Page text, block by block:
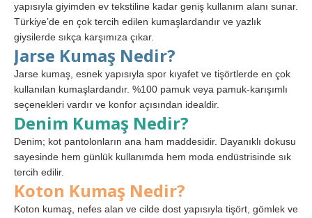
yapısıyla giyimden ev tekstiline kadar geniş kullanım alanı sunar.
Türkiye’de en çok tercih edilen kumaşlardandır ve yazlık
giysilerde sıkça karşımıza çıkar.
Jarse Kumaş Nedir?
Jarse kumaş, esnek yapısıyla spor kıyafet ve tişörtlerde en çok
kullanılan kumaşlardandır. %100 pamuk veya pamuk-karışımlı
seçenekleri vardır ve konfor açısından idealdir.
Denim Kumaş Nedir?
Denim; kot pantolonların ana ham maddesidir. Dayanıklı dokusu
sayesinde hem günlük kullanımda hem moda endüstrisinde sık
tercih edilir.
Koton Kumaş Nedir?
Koton kumaş, nefes alan ve cilde dost yapısıyla tişört, gömlek ve